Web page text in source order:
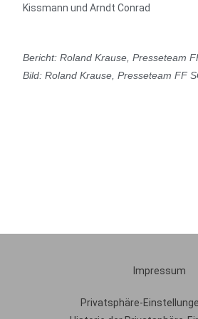
Kissmann und Arndt Conrad
Bericht: Roland Krause, Presseteam
Bild: Roland Krause, Presseteam FF
Impressum
Privatsphäre-